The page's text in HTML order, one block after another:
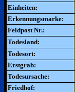
Einheiten:
Erkennungsmarke:
Feldpost Nr.:
Todesland:
Todesort:
Erstgrab:
Todesursache:
Friedhof: